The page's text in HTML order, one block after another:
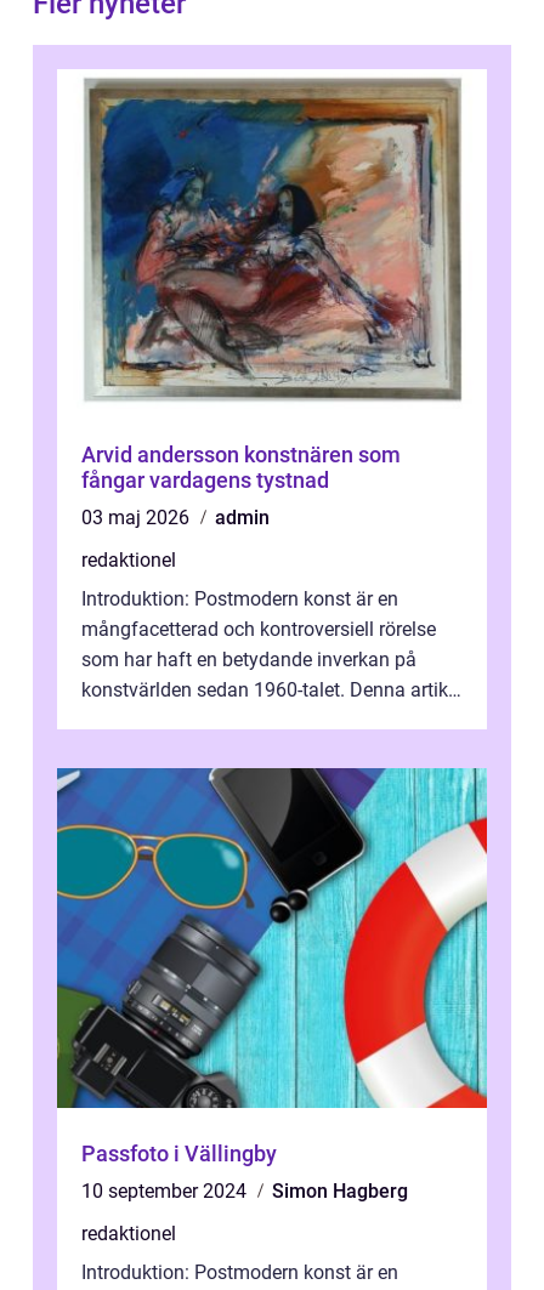
Arvid andersson konstnären som
fångar vardagens tystnad
03 maj 2026
admin
redaktionel
Introduktion: Postmodern konst är en
mångfacetterad och kontroversiell rörelse
som har haft en betydande inverkan på
konstvärlden sedan 1960-talet. Denna artikel
Passfoto i Vällingby
10 september 2024
Simon Hagberg
redaktionel
Introduktion: Postmodern konst är en